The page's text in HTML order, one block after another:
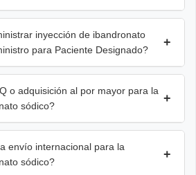
inyección de ibandronato
para Paciente Designado?
+
o adquisición al por mayor para la
sódico?
+
envío internacional para la
sódico?
+